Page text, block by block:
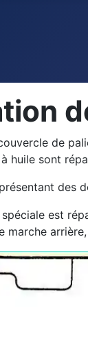
de
huile sont
des
est
marche